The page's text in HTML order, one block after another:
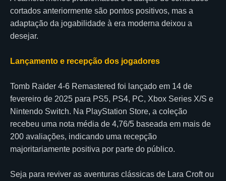
cortados anteriormente são pontos positivos, mas a
adaptação da jogabilidade à era moderna deixou a
desejar.
Lançamento e recepção dos jogadores
Tomb Raider 4-6 Remastered foi lançado em 14 de
fevereiro de 2025 para PS5, PS4, PC, Xbox Series X/S e
Nintendo Switch. Na PlayStation Store, a coleção
recebeu uma nota média de 4,76/5 baseada em mais de
200 avaliações, indicando uma recepção
majoritariamente positiva por parte do público.
Seja para reviver as aventuras clássicas de Lara Croft ou